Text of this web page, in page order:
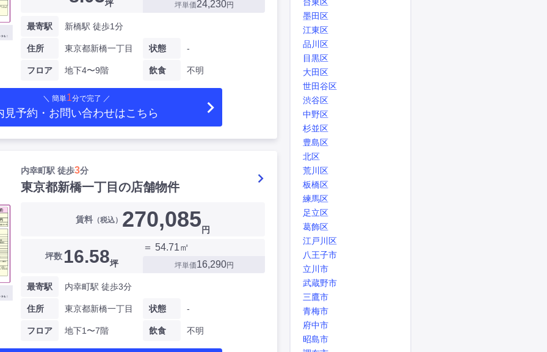
坪 坪単価24,230円
最寄駅 新橋駅 徒歩1分
住所 東京都新橋一丁目
フロア 地下4〜9階
状態 -
飲食 不明
＼ 簡単1分で完了 ／
見予約・お問い合わせはこちら
内幸町駅 徒歩3分
東京都新橋一丁目の店舗物件
賃料 （税込） 270,085 円
坪数 16.58坪
＝ 54.71㎡
坪単価16,290円
最寄駅 内幸町駅 徒歩3分
住所 東京都新橋一丁目
フロア 地下1〜7階
状態 -
飲食 不明
墨田区
江東区
品川区
目黒区
大田区
世田谷区
渋谷区
中野区
杉並区
豊島区
北区
荒川区
板橋区
練馬区
足立区
葛飾区
江戸川区
八王子市
立川市
武蔵野市
三鷹市
青梅市
府中市
昭島市